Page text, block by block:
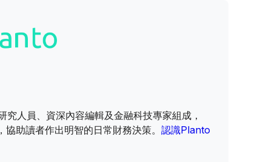
人員、資深內容編輯及金融科技專家組成，
助讀者作出明智的日常財務決策。 認識Planto